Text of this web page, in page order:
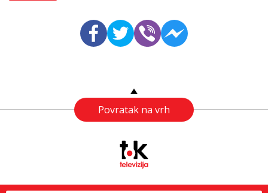
Povratak na vrh